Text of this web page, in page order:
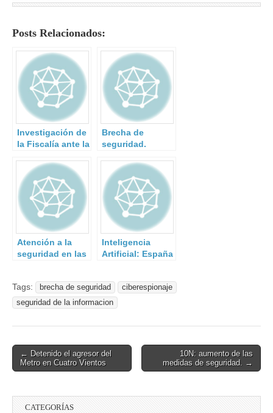
Posts Relacionados:
Investigación de
la Fiscalía ante la
seguridad en el
procés
Brecha de
seguridad.
Atención a la
seguridad en las
Inteligencia
Artificial: España
Tags: brecha de seguridad
ciberespionaje
seguridad de la informacion
Post
navigation
← Detenido el agresor del
Metro en Cuatro Vientos
10N: aumento de las
medidas de seguridad. →
CATEGORÍAS